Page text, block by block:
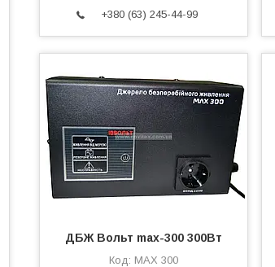
+380 (63) 245-44-99
ДБЖ Вольт max-300 300Вт
MAX 300